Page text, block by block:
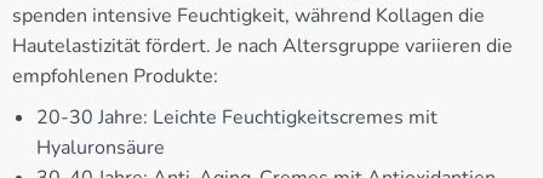
spenden intensive Feuchtigkeit, während Kollagen die
Hautelastizität fördert. Je nach Altersgruppe variieren die
empfohlenen Produkte:
20-30 Jahre: Leichte Feuchtigkeitscremes mit
Hyaluronsäure